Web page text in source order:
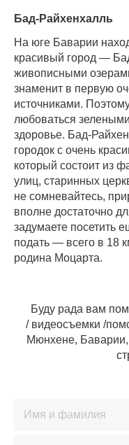
Бад-Райхенхалль
На юге Баварии
красивый город —
живописными
знаменит в первую
источниками.
любоваться
здоровье. Бад-
городок с очень
который состоит из
улиц, старинных
не сомневайтесь,
вполне достаточно
задумаете посетить
подать — всего в 18
родина Моцарта.
Буду рада вам
/ видеосъемки /
Мюнхене,